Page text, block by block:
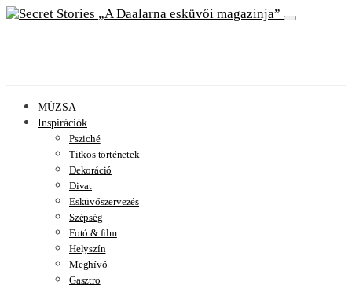
A Daalarna esküvői magazinja
MÚZSA
Inspirációk
Psziché
Titkos történetek
Dekoráció
Divat
Esküvőszervezés
Szépség
Fotó & film
Helyszín
Meghívó
Gasztro